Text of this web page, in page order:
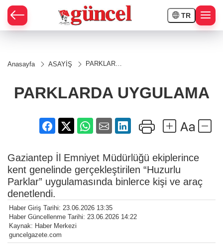
TR
Anasayfa ASAYİŞ
PARKLARDA
PARKLARDA UYGULAMA
Gaziantep İl Emniyet Müdürlüğü ekiplerince
kent genelinde gerçekleştirilen “Huzurlu
Parklar” uygulamasında binlerce kişi ve araç
denetlendi.
Haber Giriş Tarihi: 23.06.2026 13:35
Haber Güncellenme Tarihi: 23.06.2026 14:22
Kaynak: Haber Merkezi
guncelgazete.com